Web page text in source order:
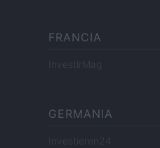
FRANCIA
InvestirMag
GERMANIA
Investieren24